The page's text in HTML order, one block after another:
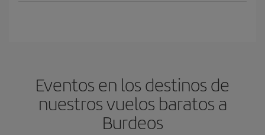
Eventos en los destinos de
nuestros vuelos baratos a
Burdeos